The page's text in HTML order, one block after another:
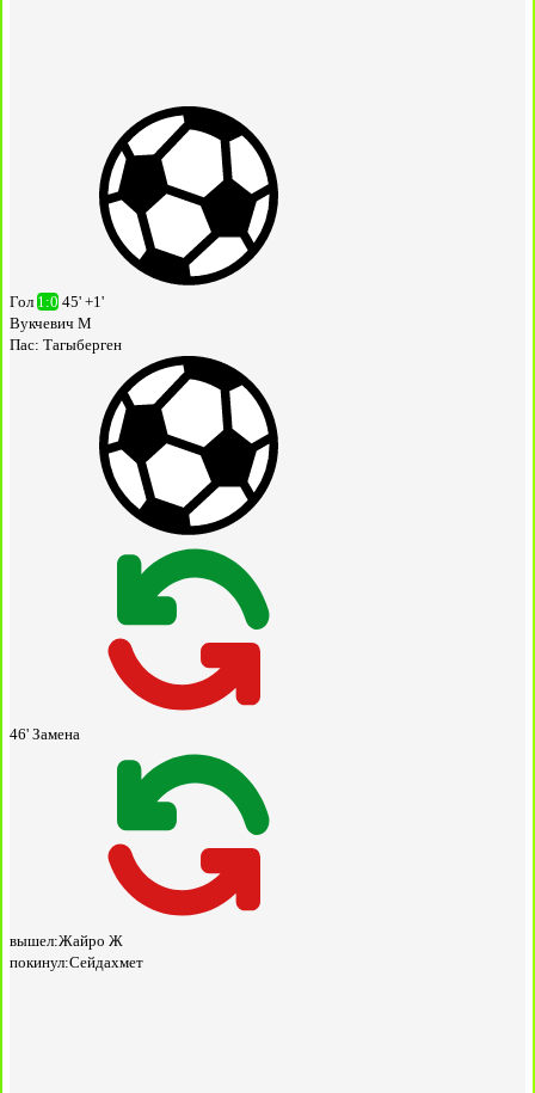
Гол 1:0 45' +1'
Вукчевич М
Пас: Тагыберген
46' Замена
вышел:Жайро Ж
покинул:Сейдахмет